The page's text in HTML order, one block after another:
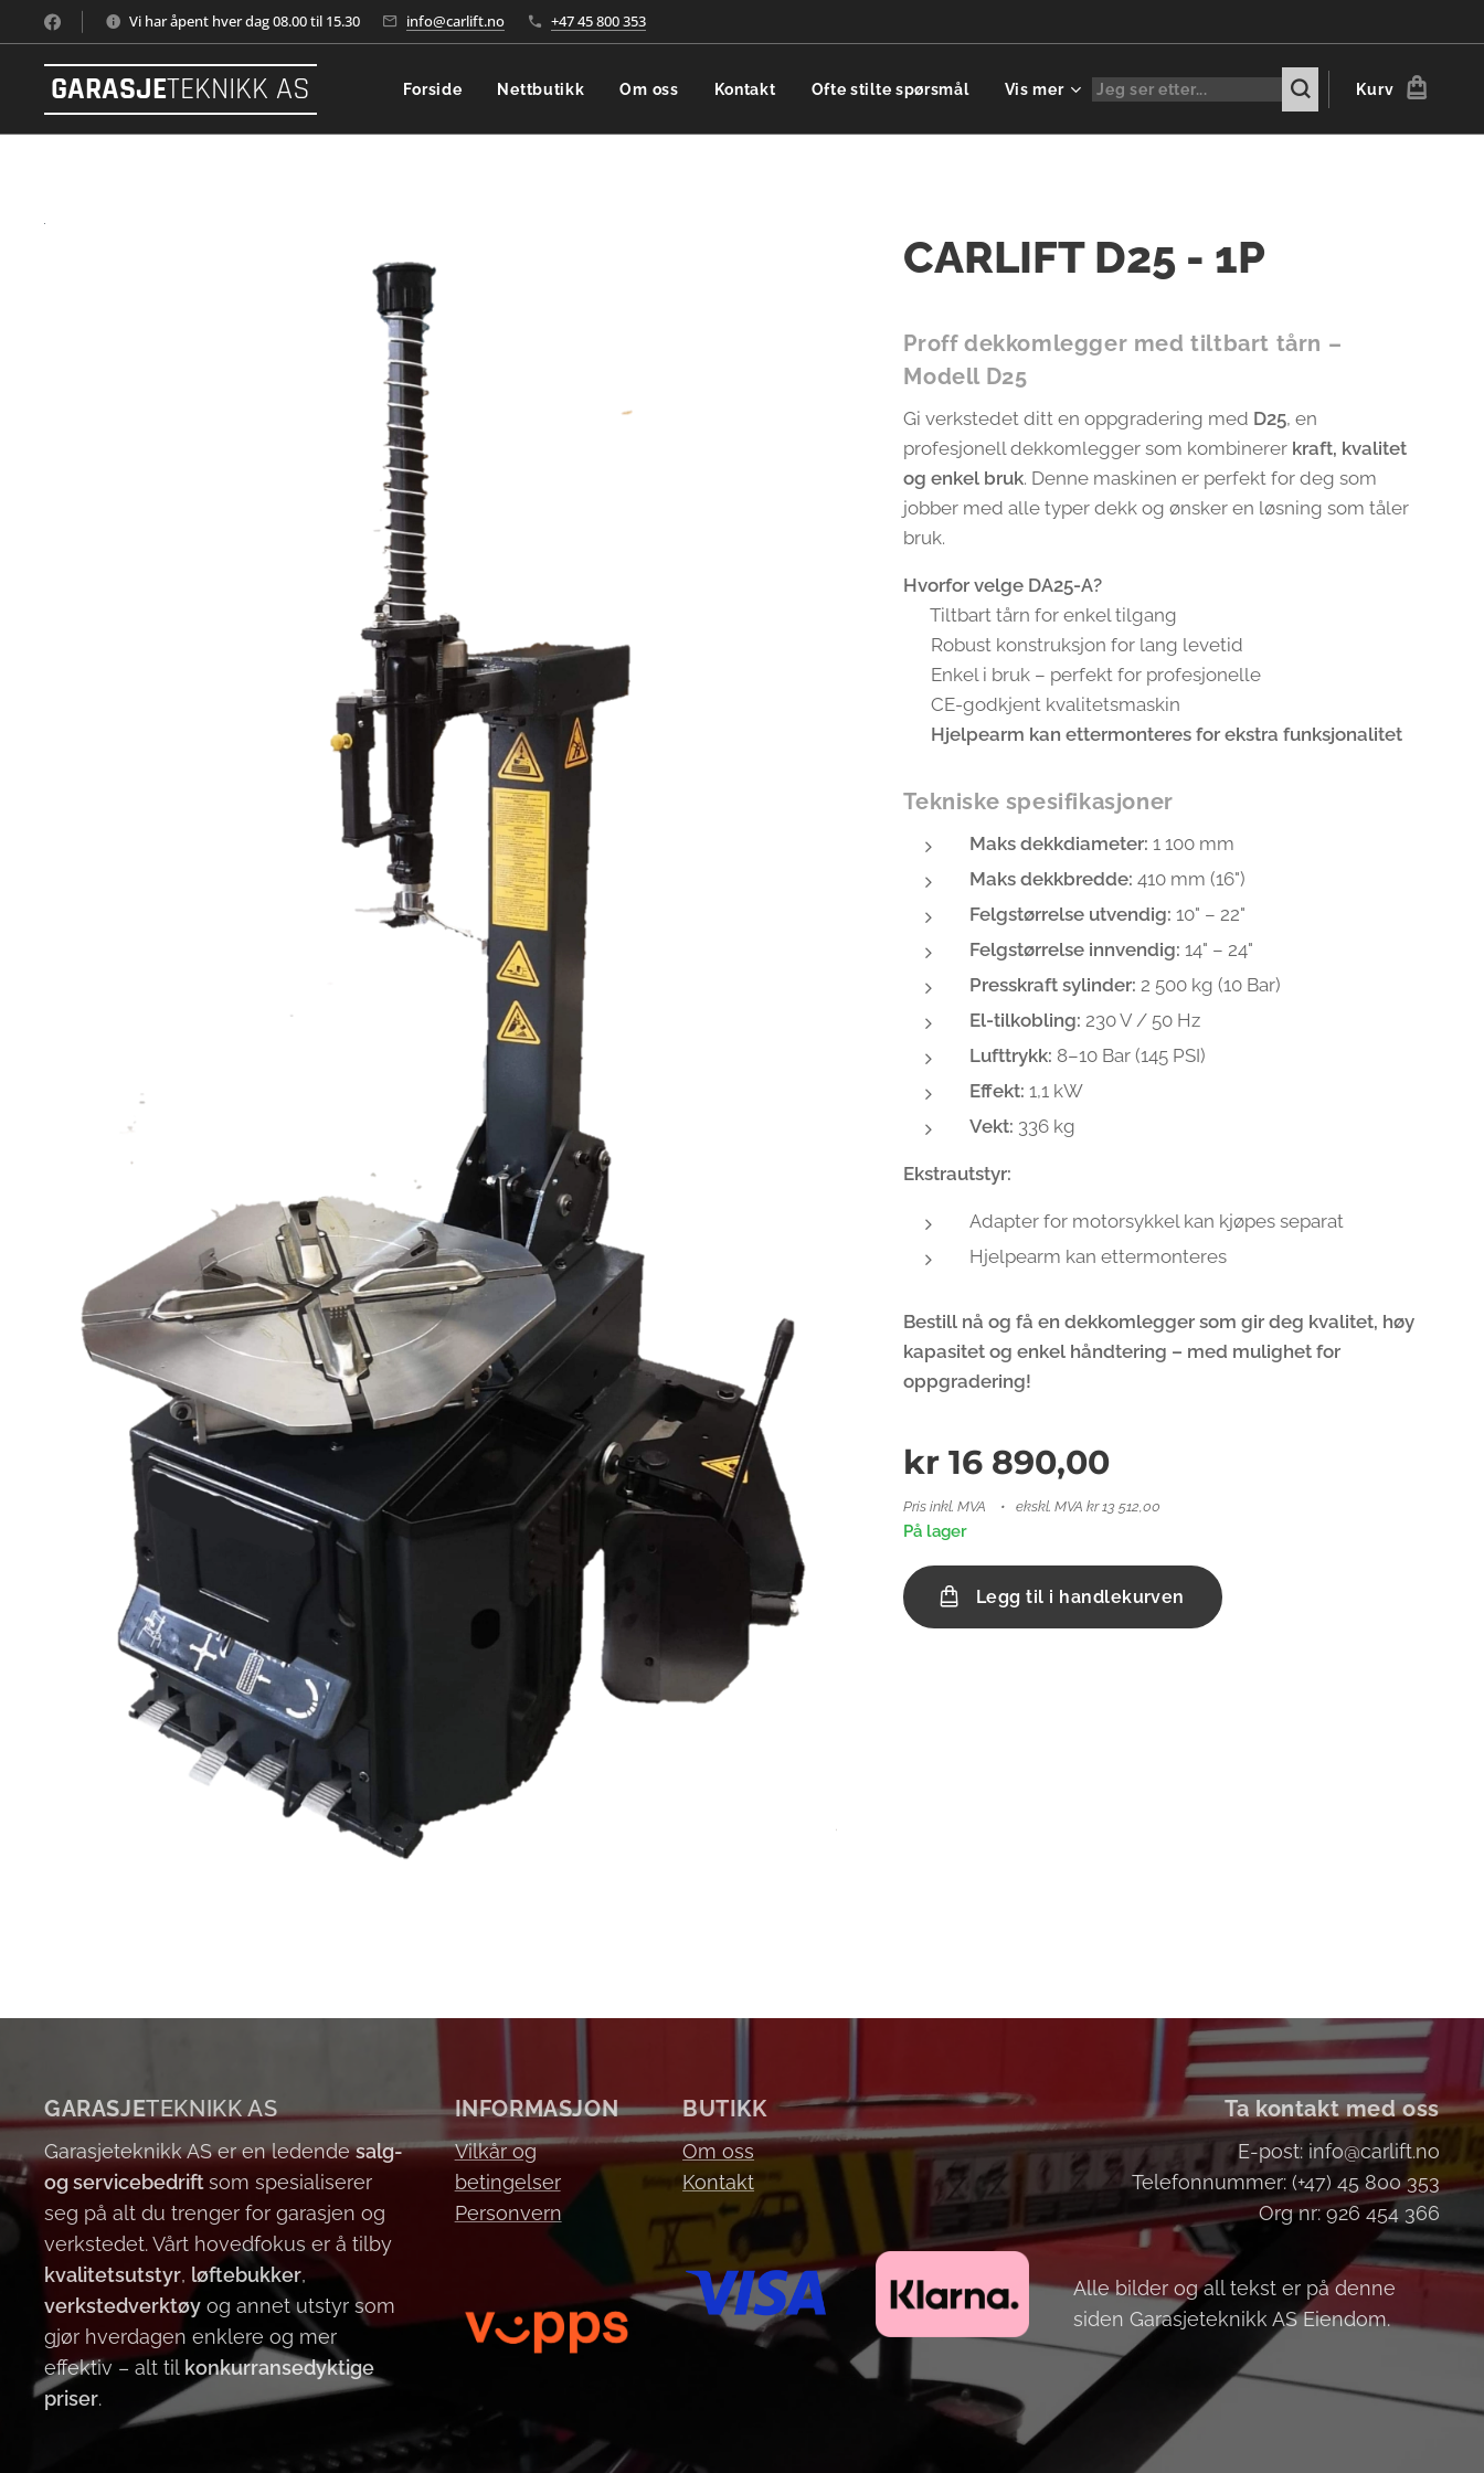
Vi har åpent hver dag 08.00 til 15.30 info@carlift.no +47 45 800 353
GARASJETEKNIKK AS Forside Nettbutikk Om oss Kontakt Ofte stilte spørsmål Vis mer Kurv
CARLIFT D25 - 1P
Proff dekkomlegger med tiltbart tårn –
Modell D25
Gi verkstedet ditt en oppgradering med D25, en
profesjonell dekkomlegger som kombinerer kraft, kvalitet
og enkel bruk. Denne maskinen er perfekt for deg som
jobber med alle typer dekk og ønsker en løsning som tåler
bruk.
Hvorfor velge DA25-A?
✅ Tiltbart tårn for enkel tilgang
✅ Robust konstruksjon for lang levetid
✅ Enkel i bruk – perfekt for profesjonelle
✅ CE-godkjent kvalitetsmaskin
Hjelpearm kan ettermonteres for ekstra funksjonalitet
Tekniske spesifikasjoner
Maks dekkdiameter: 1 100 mm
Maks dekkbredde: 410 mm (16")
Felgstørrelse utvendig: 10" – 22"
Felgstørrelse innvendig: 14" – 24"
Presskraft sylinder: 2 500 kg (10 Bar)
El-tilkobling: 230 V / 50 Hz
Lufttrykk: 8–10 Bar (145 PSI)
Effekt: 1,1 kW
Vekt: 336 kg
Ekstrautstyr:
Adapter for motorsykkel kan kjøpes separat
Hjelpearm kan ettermonteres
Bestill nå og få en dekkomlegger som gir deg kvalitet, høy
kapasitet og enkel håndtering – med mulighet for
oppgradering!
kr16 890,00
Pris inkl. MVA ekskl. MVA kr 13 512,00
På lager
Legg til i handlekurven
GARASJETEKNIKK AS
Garasjeteknikk AS er en ledendesalg-
og servicebedriftsom spesialiserer
seg på alt du trenger for garasjen og
verkstedet. Vårt hovedfokus er å tilby
kvalitetsutstyr, løftebukker,
verkstedverktøy og annet utstyr som
gjør hverdagen enklere og mer
effektiv – alt til konkurransedyktige
priser.
INFORMASJON
Vilkår og
betingelser
Personvern
BUTIKK
Om oss
Kontakt
Ta kontakt med oss
E-post: info@carlift.no
Telefonnummer: (+47) 45 800 353
Org nr: 926 454 366
Alle bilder og all tekst er på denne
siden Garasjeteknikk AS Eiendom.